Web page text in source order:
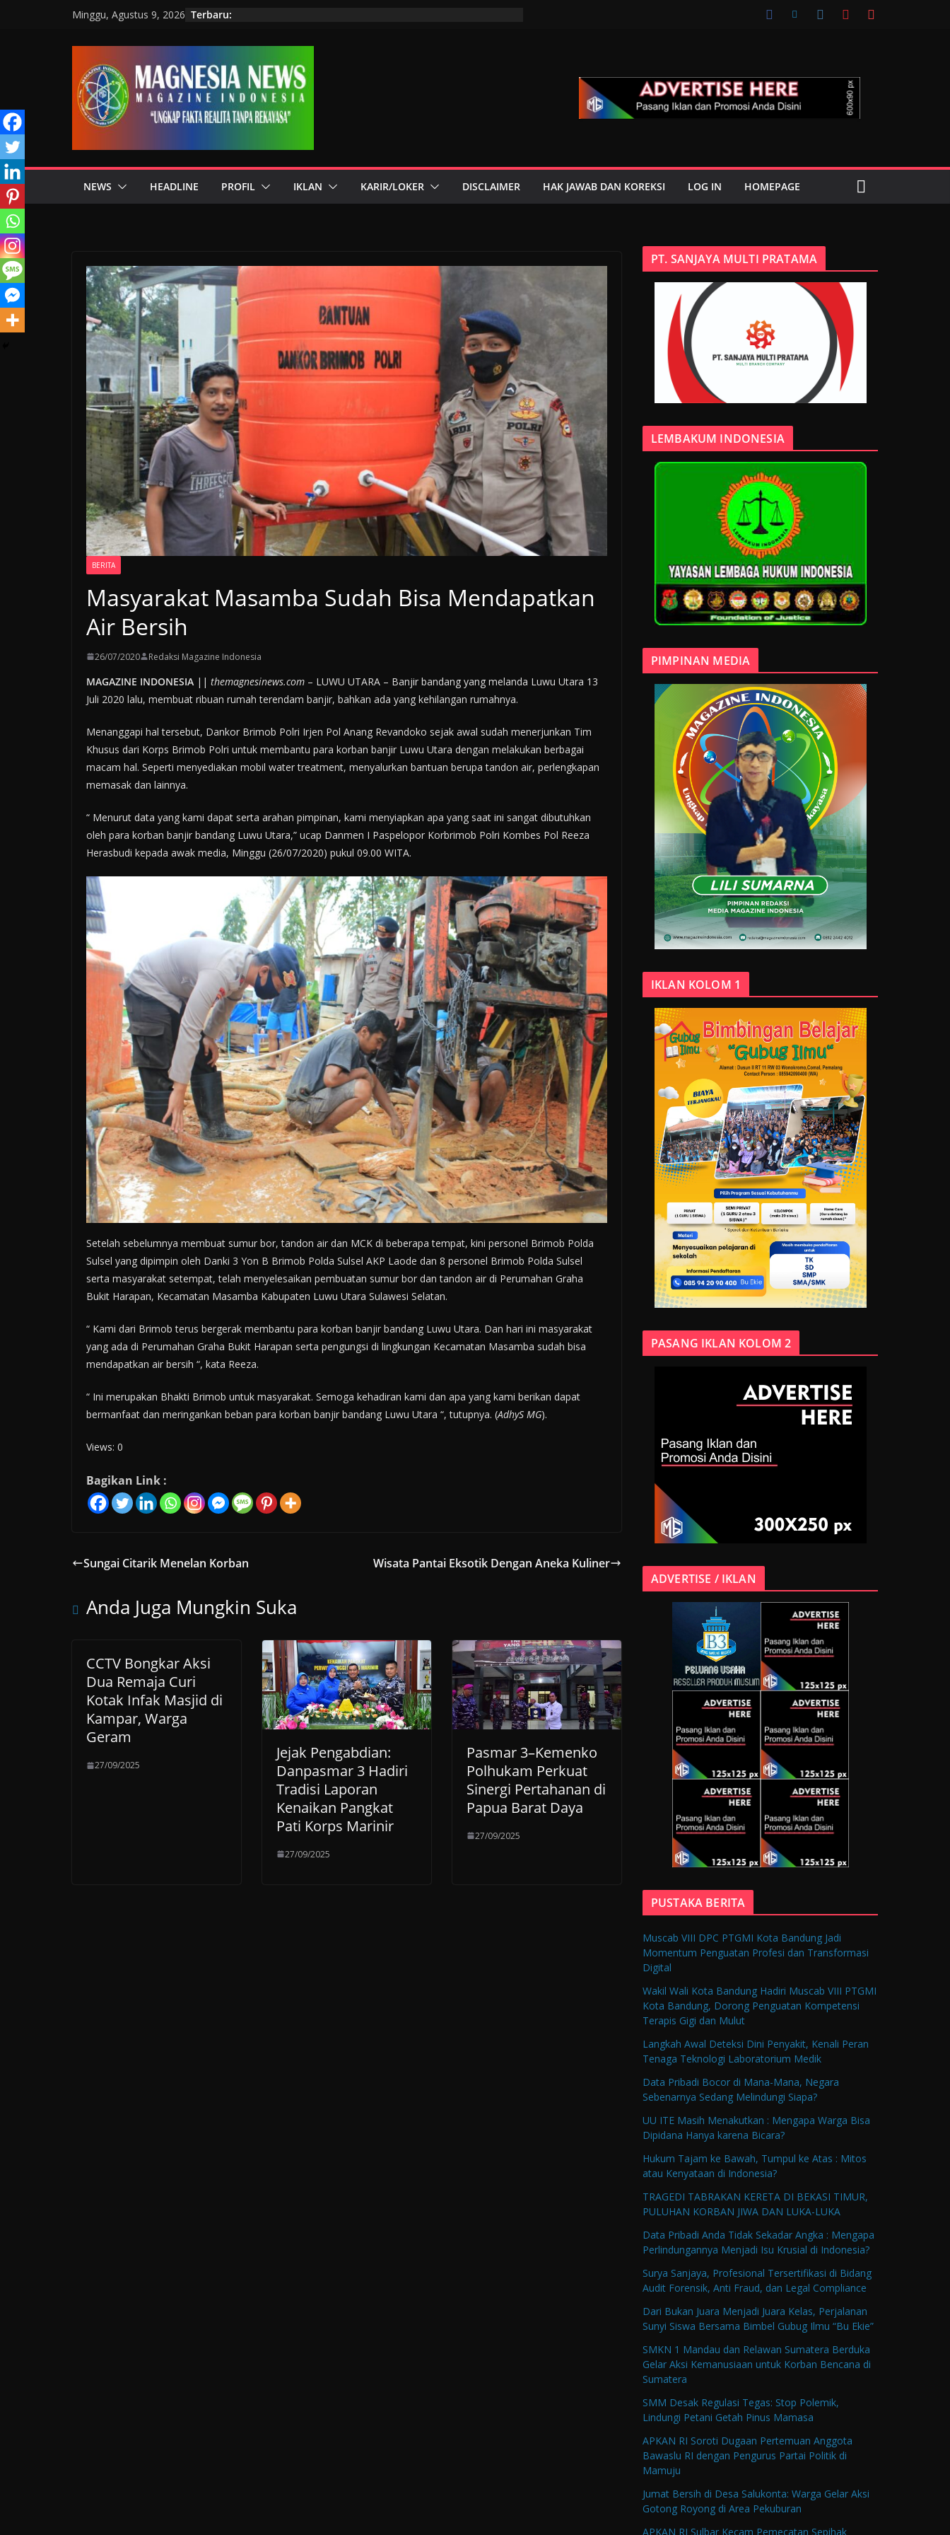
Minggu, Agustus 9, 2026 Terbaru:
NEWS HEADLINE PROFIL IKLAN KARIR/LOKER DISCLAIMER HAK JAWAB DAN KOREKSI LOG IN HOMEPAGE
BERITA
Masyarakat Masamba Sudah Bisa Mendapatkan
Air Bersih
26/07/2020 Redaksi Magazine Indonesia
MAGAZINE INDONESIA || themagnesinews.com – LUWU UTARA – Banjir bandang yang melanda Luwu Utara 13
Juli 2020 lalu, membuat ribuan rumah terendam banjir, bahkan ada yang kehilangan rumahnya.
Menanggapi hal tersebut, Dankor Brimob Polri Irjen Pol Anang Revandoko sejak awal sudah menerjunkan Tim
Khusus dari Korps Brimob Polri untuk membantu para korban banjir Luwu Utara dengan melakukan berbagai
macam hal. Seperti menyediakan mobil water treatment, menyalurkan bantuan berupa tandon air, perlengkapan
memasak dan lainnya.
“ Menurut data yang kami dapat serta arahan pimpinan, kami menyiapkan apa yang saat ini sangat dibutuhkan
oleh para korban banjir bandang Luwu Utara,” ucap Danmen I Paspelopor Korbrimob Polri Kombes Pol Reeza
Herasbudi kepada awak media, Minggu (26/07/2020) pukul 09.00 WITA.
Setelah sebelumnya membuat sumur bor, tandon air dan MCK di beberapa tempat, kini personel Brimob Polda
Sulsel yang dipimpin oleh Danki 3 Yon B Brimob Polda Sulsel AKP Laode dan 8 personel Brimob Polda Sulsel
serta masyarakat setempat, telah menyelesaikan pembuatan sumur bor dan tandon air di Perumahan Graha
Bukit Harapan, Kecamatan Masamba Kabupaten Luwu Utara Sulawesi Selatan.
“ Kami dari Brimob terus bergerak membantu para korban banjir bandang Luwu Utara. Dan hari ini masyarakat
yang ada di Perumahan Graha Bukit Harapan serta pengungsi di lingkungan Kecamatan Masamba sudah bisa
mendapatkan air bersih “, kata Reeza.
“ Ini merupakan Bhakti Brimob untuk masyarakat. Semoga kehadiran kami dan apa yang kami berikan dapat
bermanfaat dan meringankan beban para korban banjir bandang Luwu Utara “, tutupnya. (AdhyS MG).
Views: 0
Bagikan Link :
Sungai Citarik Menelan Korban Wisata Pantai Eksotik Dengan Aneka Kuliner
Anda Juga Mungkin Suka
CCTV Bongkar Aksi
Dua Remaja Curi
Kotak Infak Masjid di
Kampar, Warga
Geram
27/09/2025
Jejak Pengabdian:
Danpasmar 3 Hadiri
Tradisi Laporan
Kenaikan Pangkat
Pati Korps Marinir
27/09/2025
Pasmar 3–Kemenko
Polhukam Perkuat
Sinergi Pertahanan di
Papua Barat Daya
27/09/2025
PT. SANJAYA MULTI PRATAMA
LEMBAKUM INDONESIA
PIMPINAN MEDIA
IKLAN KOLOM 1
PASANG IKLAN KOLOM 2
ADVERTISE / IKLAN
PUSTAKA BERITA
Muscab VIII DPC PTGMI Kota Bandung Jadi
Momentum Penguatan Profesi dan Transformasi
Digital
Wakil Wali Kota Bandung Hadiri Muscab VIII PTGMI
Kota Bandung, Dorong Penguatan Kompetensi
Terapis Gigi dan Mulut
Langkah Awal Deteksi Dini Penyakit, Kenali Peran
Tenaga Teknologi Laboratorium Medik
Data Pribadi Bocor di Mana-Mana, Negara
Sebenarnya Sedang Melindungi Siapa?
UU ITE Masih Menakutkan : Mengapa Warga Bisa
Dipidana Hanya karena Bicara?
Hukum Tajam ke Bawah, Tumpul ke Atas : Mitos
atau Kenyataan di Indonesia?
TRAGEDI TABRAKAN KERETA DI BEKASI TIMUR,
PULUHAN KORBAN JIWA DAN LUKA-LUKA
Data Pribadi Anda Tidak Sekadar Angka : Mengapa
Perlindungannya Menjadi Isu Krusial di Indonesia?
Surya Sanjaya, Profesional Tersertifikasi di Bidang
Audit Forensik, Anti Fraud, dan Legal Compliance
Dari Bukan Juara Menjadi Juara Kelas, Perjalanan
Sunyi Siswa Bersama Bimbel Gubug Ilmu “Bu Ekie”
SMKN 1 Mandau dan Relawan Sumatera Berduka
Gelar Aksi Kemanusiaan untuk Korban Bencana di
Sumatera
SMM Desak Regulasi Tegas: Stop Polemik,
Lindungi Petani Getah Pinus Mamasa
APKAN RI Soroti Dugaan Pertemuan Anggota
Bawaslu RI dengan Pengurus Partai Politik di
Mamuju
Jumat Bersih di Desa Salukonta: Warga Gelar Aksi
Gotong Royong di Area Pekuburan
APKAN RI Sulbar Kecam Pemecatan Sepihak